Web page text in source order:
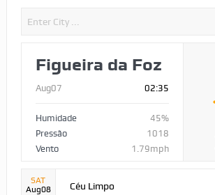
Figueira da Foz
Aug07 02:35
Humidade
45%
Pressão
1018
Vento
1.79mph
SAT
Aug08
Céu Limpo